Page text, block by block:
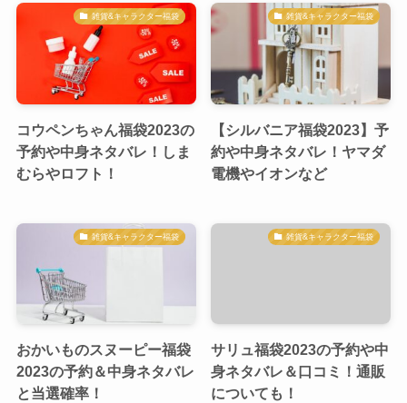
雑貨&キャラクター福袋
コウペンちゃん福袋2023の
予約や中身ネタバレ！しま
むらやロフト！
雑貨&キャラクター福袋
【シルバニア福袋2023】予
約や中身ネタバレ！ヤマダ
電機やイオンなど
雑貨&キャラクター福袋
おかいものスヌーピー福袋
2023の予約＆中身ネタバレ
と当選確率！
雑貨&キャラクター福袋
サリュ福袋2023の予約や中
身ネタバレ＆口コミ！通販
についても！